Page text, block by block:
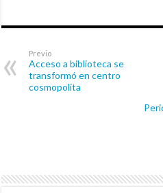
Previo
Acceso a biblioteca se
transformó en centro
cosmopolita